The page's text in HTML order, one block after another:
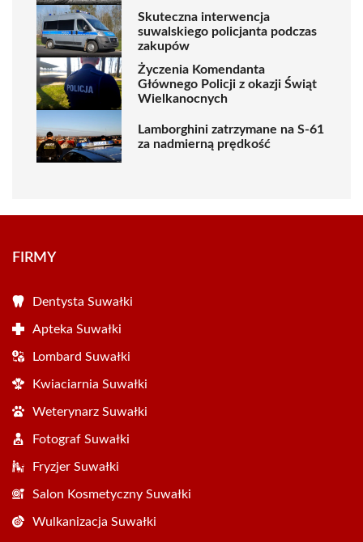
Skuteczna interwencja
suwalskiego policjanta podczas
zakupów
Życzenia Komendanta
Głównego Policji z okazji Świąt
Wielkanocnych
Lamborghini zatrzymane na S-61
za nadmierną prędkość
FIRMY
Dentysta Suwałki
Apteka Suwałki
Lombard Suwałki
Kwiaciarnia Suwałki
Weterynarz Suwałki
Fotograf Suwałki
Fryzjer Suwałki
Salon Kosmetyczny Suwałki
Wulkanizacja Suwałki